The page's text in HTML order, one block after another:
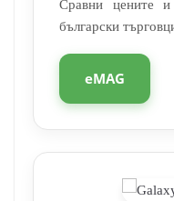
Сравни цените
български
eMAG